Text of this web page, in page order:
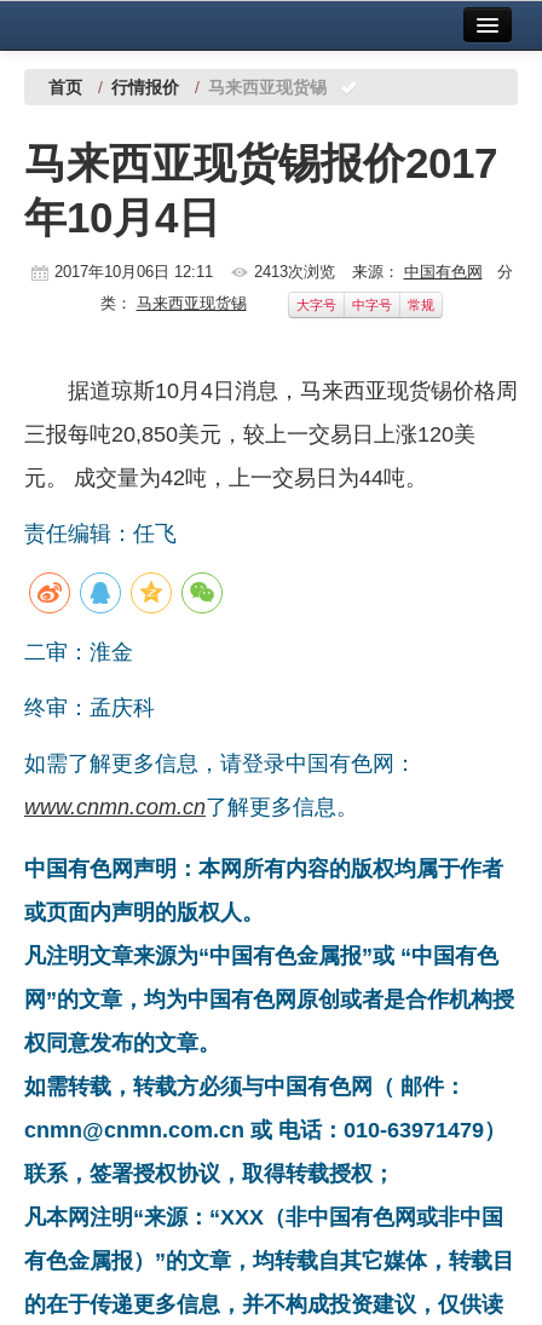
中国有色金属报社主办 广告服务
铜镍铅锌
铝
稀有稀土
镁钛
地矿 建设
党建工作
企业文化
首页 / 行情报价 / 马来西亚现货锡
马来西亚现货锡报价2017
年10月4日
2017年10月06日 12:11 2413次浏览 来源： 中国有色网 分
类： 马来西亚现货锡 大字号 中字号 常规
据道琼斯10月4日消息，马来西亚现货锡价格周
三报每吨20,850美元，较上一交易日上涨120美
元。 成交量为42吨，上一交易日为44吨。
责任编辑：任飞
二审：淮金
终审：孟庆科
如需了解更多信息，请登录中国有色网：
www.cnmn.com.cn了解更多信息。
中国有色网声明：本网所有内容的版权均属于作者
或页面内声明的版权人。
凡注明文章来源为“中国有色金属报”或 “中国有色
网”的文章，均为中国有色网原创或者是合作机构授
权同意发布的文章。
如需转载，转载方必须与中国有色网（ 邮件：
cnmn@cnmn.com.cn 或 电话：010-63971479）
联系，签署授权协议，取得转载授权；
凡本网注明“来源：“XXX（非中国有色网或非中国
有色金属报）”的文章，均转载自其它媒体，转载目
的在于传递更多信息，并不构成投资建议，仅供读